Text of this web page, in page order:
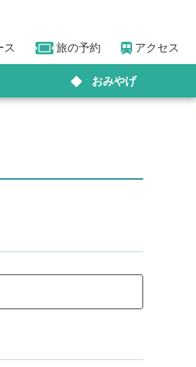
ス 旅の予約 アクセス
おみやげ